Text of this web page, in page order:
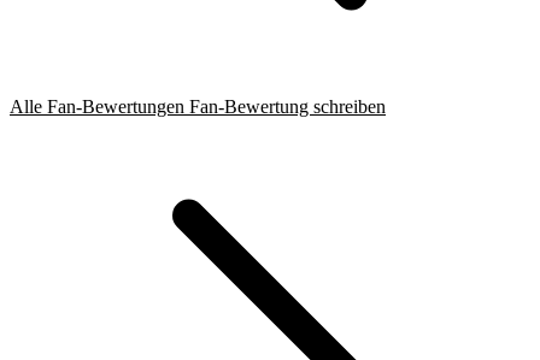
Alle Fan-Bewertungen Fan-Bewertung schreiben